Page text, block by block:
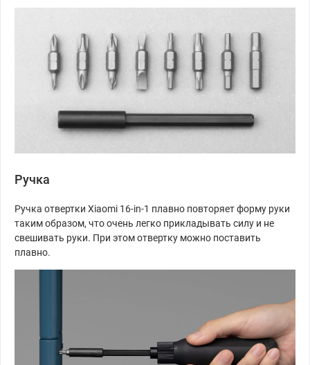
Ручка
Ручка отвертки Xiaomi 16-in-1 плавно повторяет форму руки
таким образом, что очень легко прикладывать силу и не
свешивать руки. При этом отвертку можно поставить
плавно.